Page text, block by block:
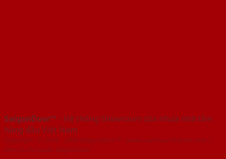
SaigonDoor™ - Hệ thống Showroom cửa nhựa nhà tắm
hàng đầu Việt Nam
Copyright ⓒ 2016 – 2026 SaigonDoor™ - www.cuanhuanhatam.com |
Đơn vị chủ quản SaigonDoor